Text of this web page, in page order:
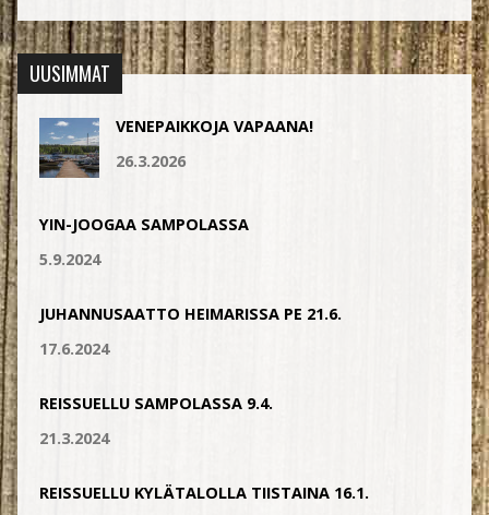
UUSIMMAT
VENEPAIKKOJA VAPAANA!
26.3.2026
YIN-JOOGAA SAMPOLASSA
5.9.2024
JUHANNUSAATTO HEIMARISSA PE 21.6.
17.6.2024
REISSUELLU SAMPOLASSA 9.4.
21.3.2024
REISSUELLU KYLÄTALOLLA TIISTAINA 16.1.